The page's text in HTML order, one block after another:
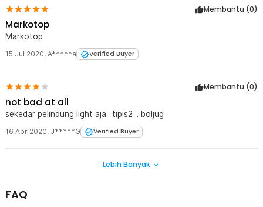
Membantu (0)
Markotop
Markotop
15 Jul 2020, A*****a Verified Buyer
Membantu (0)
not bad at all
sekedar pelindung light aja.. tipis2 .. boljug
16 Apr 2020, J*****G Verified Buyer
Lebih Banyak
FAQ